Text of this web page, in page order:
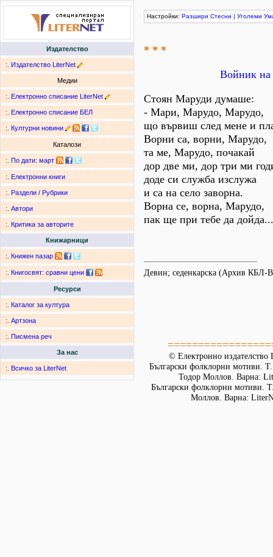
Издателство
:. Издателство LiterNet
Медии
:. Електронно списание LiterNet
:. Електронно списание БЕЛ
:. Културни новини
Каталози
:. По дати: март
:. Електронни книги
:. Раздели / Рубрики
:. Автори
:. Критика за авторите
Книжарници
:. Книжен пазар
:. Книгосвят: сравни цени
Ресурси
:. Каталог за култура
:. Артзона
:. Писмена реч
За нас
:. Всичко за LiterNet
Настройки: Разшири Стесни | Уголеми
* * *
Войник на
Стоян Маруди думаше:
- Мари, Марудо, Марудо,
що вървиш след мене и
Ворни са, ворни, Марудо,
та ме, Марудо, почакай
дор две ми, дор три ми
доде си служба изслужа
и са на село заворна.
Ворна се, ворна, Марудо,
пак ще при тебе да дойда...
Девин; седенкарска (Архив КБЛ-
© Електронно издателство
Български фолклорни мотиви.
Тодор Моллов. Варна:
Български фолклорни мотиви.
Моллов. Варна: